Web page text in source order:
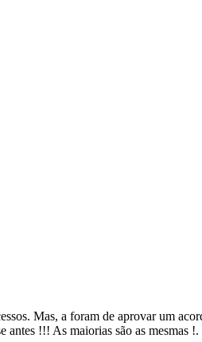
Mas, a foram de aprovar um
!!! As maiorias são as mesmas !.